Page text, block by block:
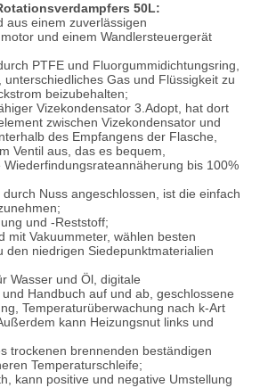
50L:
aus einem zuverlässigen
und einem Wandlersteuergerät
PTFE und Fluorgummidichtungsring,
unterschiedliches Gas und Flüssigkeit zu
beizubehalten;
Vizekondensator 3.Adopt, hat dort
zwischen Vizekondensator und
des Empfangens der Flasche,
Ventil aus, das es bequem,
bis 100%
Nuss angeschlossen, ist die einfach
und -Reststoff;
mit Vakuummeter, wählen besten
den niedrigen Siedepunktmaterialien
Wasser und Öl, digitale
Handbuch auf und ab, geschlossene
Temperaturüberwachung nach k-Art
kann Heizungsnut links und
trockenen brennenden beständigen
Temperaturschleife;
kann positive und negative Umstellung